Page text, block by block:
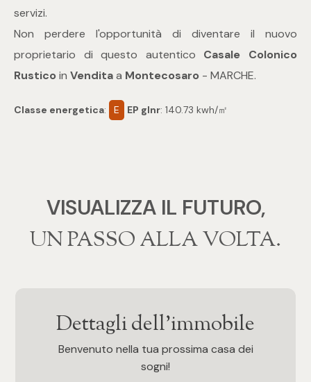
servizi.
Non perdere l'opportunità di diventare il nuovo
proprietario di questo autentico Casale Colonico
Rustico in Venditaa Montecosaro - MARCHE.
Classe energetica: E EP glnr: 140.73 kwh/㎡
VISUALIZZA IL FUTURO,
‍‍UN PASSO ALLA VOLTA.
Dettagli dell'immobile
Benvenuto nella tua prossima casa dei
sogni!
1
2
multiscelta
Giardino